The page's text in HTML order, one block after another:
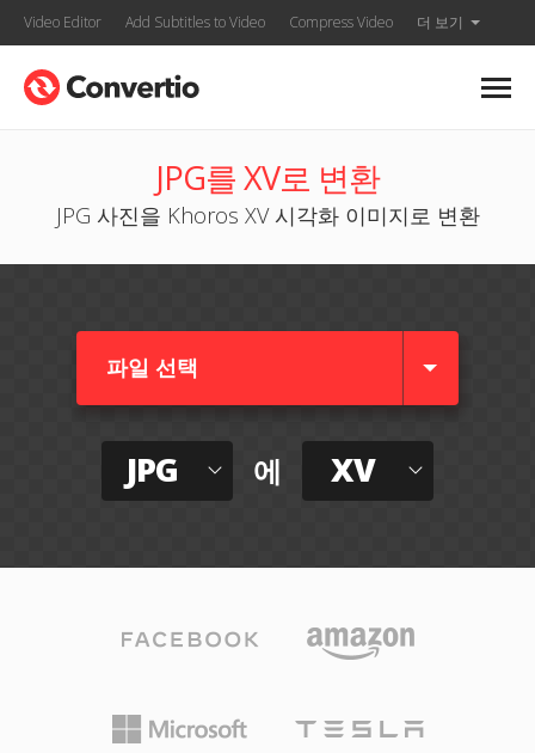
Video Editor Add Subtitles to Video Compress Video 더 보기
JPG를 XV로 변환
JPG 사진을 Khoros XV 시각화 이미지로 변환
파일 선택
JPG 에 XV